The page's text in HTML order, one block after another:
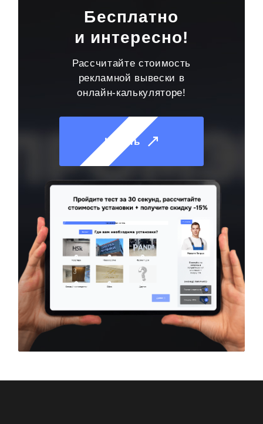
Бесплатно
и интересно!
Рассчитайте стоимость
рекламной вывески в
онлайн-калькуляторе!
Начать